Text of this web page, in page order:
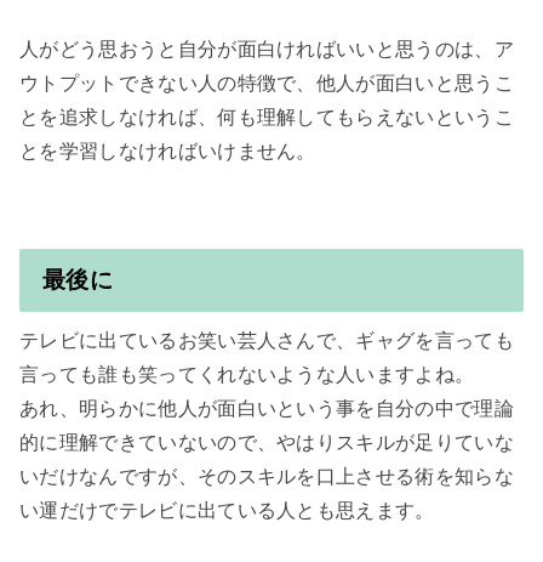
人がどう思おうと自分が面白ければいいと思うのは、ア
ウトプットできない人の特徴で、他人が面白いと思うこ
とを追求しなければ、何も理解してもらえないというこ
とを学習しなければいけません。
最後に
テレビに出ているお笑い芸人さんで、ギャグを言っても
言っても誰も笑ってくれないような人いますよね。
あれ、明らかに他人が面白いという事を自分の中で理論
的に理解できていないので、やはりスキルが足りていな
いだけなんですが、そのスキルを口上させる術を知らな
い運だけでテレビに出ている人とも思えます。